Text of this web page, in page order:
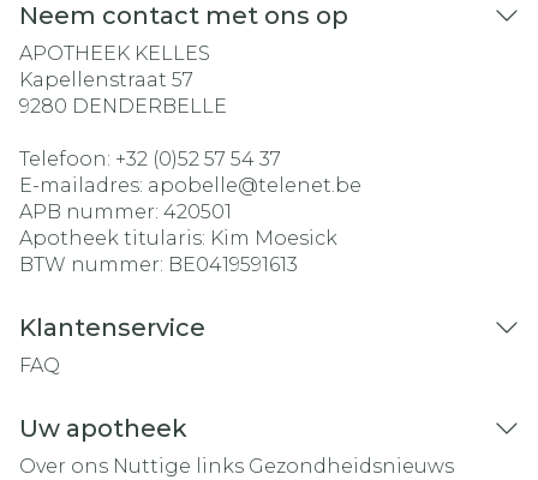
Neem contact met ons op
APOTHEEK KELLES
Kapellenstraat 57
9280 DENDERBELLE
Telefoon: +32 (0)52 57 54 37
E-mailadres: apobelle@telenet.be
APB nummer: 420501
Apotheek titularis: Kim Moesick
BTW nummer: BE0419591613
Klantenservice
FAQ
Uw apotheek
Over ons Nuttige links Gezondheidsnieuws